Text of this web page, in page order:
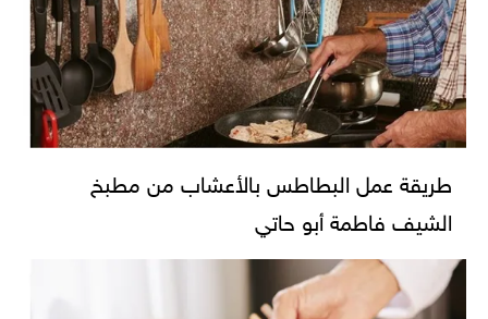
طريقة عمل البطاطس بالأعشاب من مطبخ
الشيف فاطمة أبو حاتي